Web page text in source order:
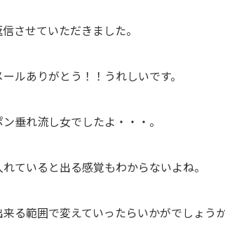
させていただきました。
ルありがとう！！うれしいです。
垂れ流し女でしたよ・・・。
ていると出る感覚もわからないよね。
る範囲で変えていったらいかがでしょう